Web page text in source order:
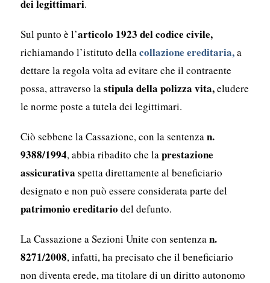
dei legittimari.
Sul punto è l’articolo 1923 del codice civile,
richiamando l’istituto dellacollazione ereditaria,a
dettare la regola volta ad evitare che il contraente
possa, attraverso lastipula della polizza vita,eludere
le norme poste a tutela dei legittimari.
Ciò sebbene la Cassazione, con la sentenzan.
9388/1994, abbia ribadito che laprestazione
assicurativa spetta direttamente al beneficiario
designato e non può essere considerata parte del
patrimonio ereditario del defunto.
La Cassazione a Sezioni Unite con sentenzan.
8271/2008, infatti, ha precisato che il beneficiario
non diventa erede, ma titolare di un diritto autonomo